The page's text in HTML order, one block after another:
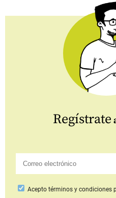
Regístrate
Aceptotérminos y condiciones